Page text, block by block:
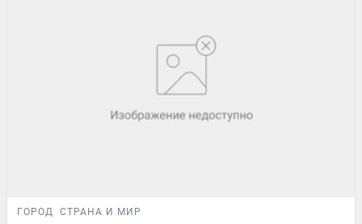
ГОРОД СТРАНА И МИР